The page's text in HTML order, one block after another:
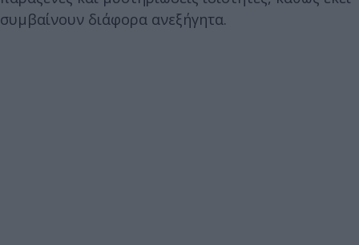
συμβαίνουν διάφορα ανεξήγητα.